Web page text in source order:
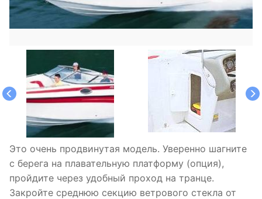
Это очень продвинутая модель. Уверенно шагните
с берега на плавательную платформу (опция),
пройдите через удобный проход на транце.
Закройте среднюю секцию ветрового стекла от